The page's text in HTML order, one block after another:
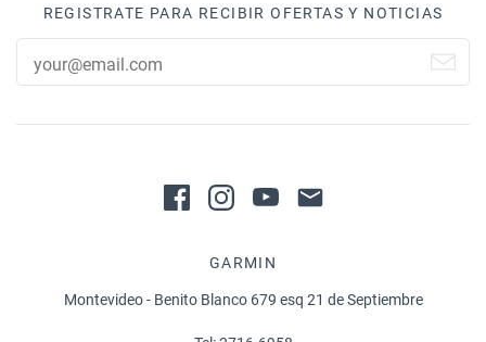
REGISTRATE PARA RECIBIR OFERTAS Y NOTICIAS
GARMIN
Montevideo - Benito Blanco 679 esq 21 de Septiembre